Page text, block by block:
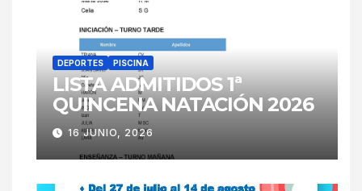
DEPORTES PISCINA
LISTA ADMITIDOS 1ª
QUINCENA NATACIÓN 2026
16 JUNIO, 2026